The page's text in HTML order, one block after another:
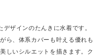
ザインのたんきに水着です。
ら、体系カバーも叶える優れも
しいシルエットを描きます。ク